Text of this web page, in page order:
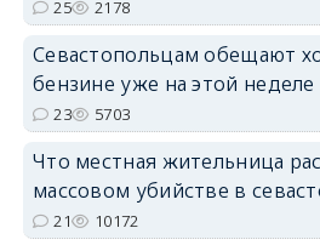
25 2178
Севастопольцам обещают
бензине уже на этой неделе
23 5703
Что местная жительница
массовом убийстве в
21 10172